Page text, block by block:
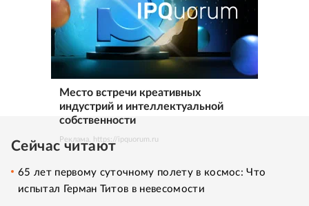
Место встречи креативных
индустрий и интеллектуальной
собственности
Реклама. https://ipquorum.ru
Сейчас читают
65 лет первому суточному полету в космос: Что
испытал Герман Титов в невесомости